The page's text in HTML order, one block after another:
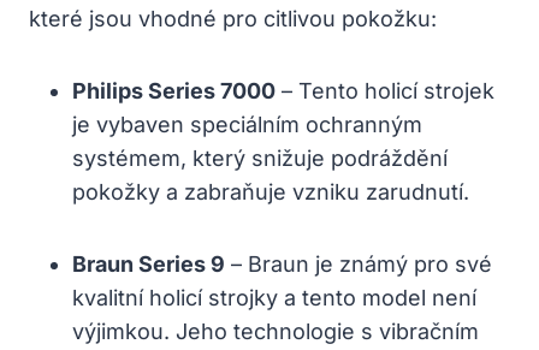
které jsou vhodné pro citlivou pokožku:
Philips Series 7000 – Tento holicí strojek
je vybaven speciálním ochranným
systémem, který snižuje podráždění
pokožky a zabraňuje vzniku zarudnutí.
Braun Series 9 – Braun je známý pro své
kvalitní holicí strojky a tento model není
výjimkou. Jeho technologie s vibračním